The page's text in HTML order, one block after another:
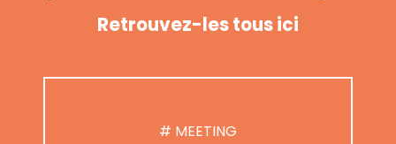
Retrouvez-les tous ici
# MEETING